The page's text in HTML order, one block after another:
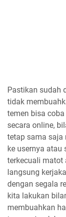
Pastikan sudah
tidak
temen bisa
secara online,
tetap sama saja
ke usernya atau
terkecuali matot
langsung
dengan segala
kita lakukan
membuahkan